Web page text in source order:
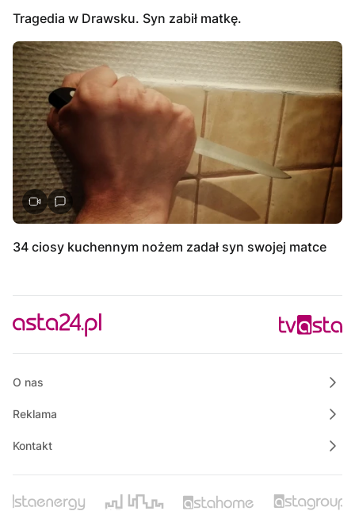
Tragedia w Drawsku. Syn zabił matkę.
34 ciosy kuchennym nożem zadał syn swojej matce
O nas
Reklama
Kontakt